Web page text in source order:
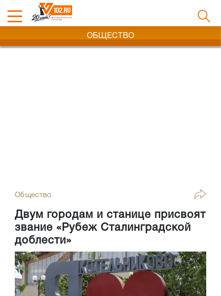
ОБЩЕСТВО
Общество
Двум городам и станице присвоят
звание «Рубеж Сталинградской
доблести»